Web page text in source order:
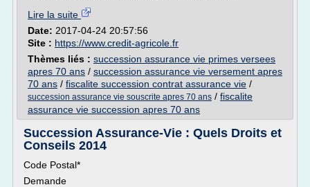
Lire la suite
Date: 2017-04-24 20:57:56
Site : https://www.credit-agricole.fr
Thèmes liés : succession assurance vie primes versees
apres 70 ans / succession assurance vie versement apres
70 ans / fiscalite succession contrat assurance vie /
succession assurance vie souscrite apres 70 ans / fiscalite
assurance vie succession apres 70 ans
Succession Assurance-Vie : Quels Droits et
Conseils 2014
Code Postal*
Demande